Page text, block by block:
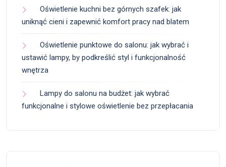
Oświetlenie kuchni bez górnych szafek: jak
uniknąć cieni i zapewnić komfort pracy nad blatem
Oświetlenie punktowe do salonu: jak wybrać i
ustawić lampy, by podkreślić styl i funkcjonalność
wnętrza
Lampy do salonu na budżet: jak wybrać
funkcjonalne i stylowe oświetlenie bez przepłacania